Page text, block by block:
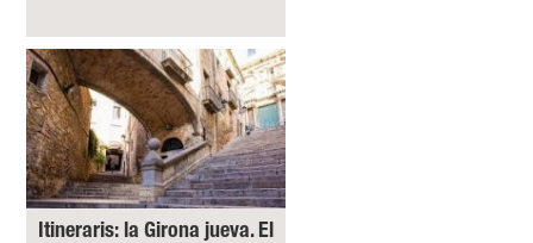
Itineraris: la Girona jueva. El